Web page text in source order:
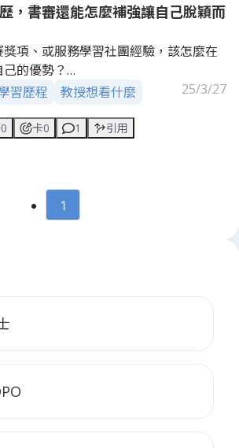
，書審還能怎麼補強讓自己脫穎而
項、或服務學習社團經驗，該怎麼在
的優勢？
能讓教授留下深刻印象？
姐能分享你的書審書寫技巧嗎？
習歷程 教授想看什麼 25/3/27
卡0 1 引用
1